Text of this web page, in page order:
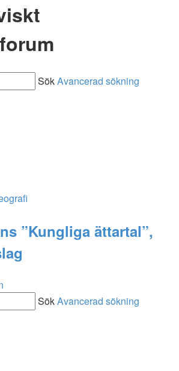
SökAvancerad sökning
”Kungliga ättartal”,
SökAvancerad sökning